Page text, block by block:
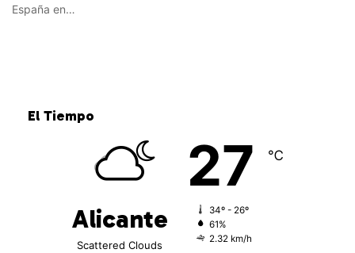
España en…
El Tiempo
Alicante
Scattered Clouds
27 ℃
34º - 26º
61%
2.32 km/h